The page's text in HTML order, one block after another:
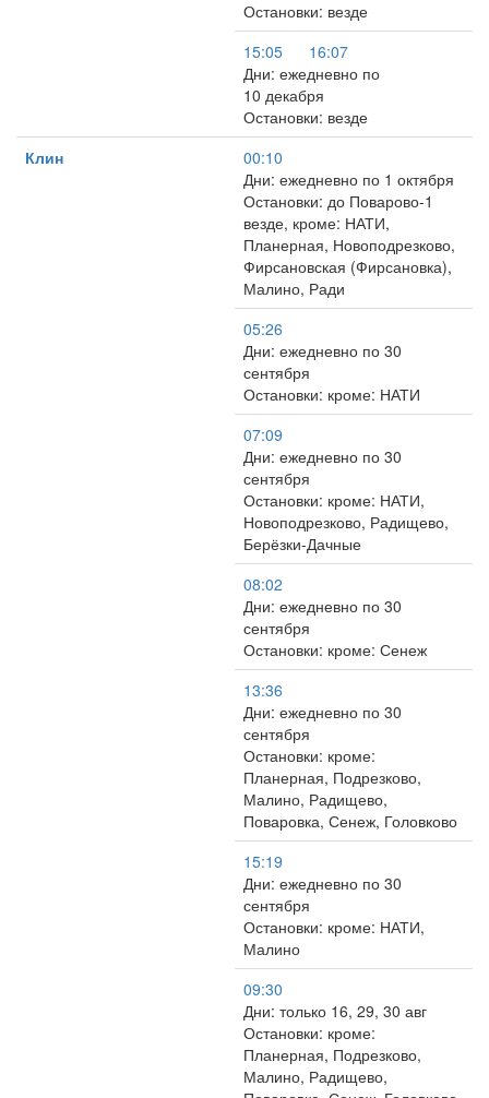
Остановки: везде
15:05
16:07
Дни: ежедневно по
10 декабря
Остановки: везде
Клин
00:10
Дни: ежедневно по 1 октября
Остановки: до Поварово-1
везде, кроме: НАТИ,
Планерная, Новоподрезково,
Фирсановская (Фирсановка),
Малино, Ради
05:26
Дни: ежедневно по 30
сентября
Остановки: кроме: НАТИ
07:09
Дни: ежедневно по 30
сентября
Остановки: кроме: НАТИ,
Новоподрезково, Радищево,
Берёзки-Дачные
08:02
Дни: ежедневно по 30
сентября
Остановки: кроме: Сенеж
13:36
Дни: ежедневно по 30
сентября
Остановки: кроме:
Планерная, Подрезково,
Малино, Радищево,
Поваровка, Сенеж, Головково
15:19
Дни: ежедневно по 30
сентября
Остановки: кроме: НАТИ,
Малино
09:30
Дни: только 16, 29, 30 авг
Остановки: кроме:
Планерная, Подрезково,
Малино, Радищево,